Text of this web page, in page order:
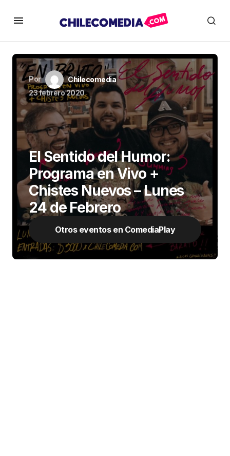
Por
Chilecomedia
23 febrero 2020
El Sentido del Humor:
Programa en Vivo +
Chistes Nuevos – Lunes
24 de Febrero
Otros eventos en ComediaPlay